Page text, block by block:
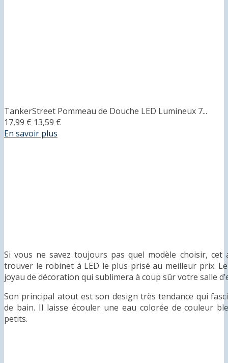
TankerStreet Pommeau de Douche LED Lumineux 7...
17,99 € 13,59 €
En savoir plus
Si vous ne savez toujours pas quel modèle choisir,
trouver le robinet à LED le plus prisé au meilleur prix.
joyau de décoration qui sublimera à coup sûr votre salle
Son principal atout est son design très tendance qui
de bain. Il laisse écouler une eau colorée de couleur
petits.